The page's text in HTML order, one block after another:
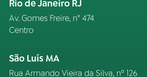
Rio de Janeiro RJ
Av. Gomes Freire, n° 474
Centro
São Luís MA
Rua Armando Vieira da Silva, nº 126